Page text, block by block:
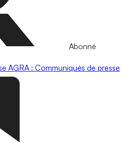
Abonné
AGRA : Communiqués de presse